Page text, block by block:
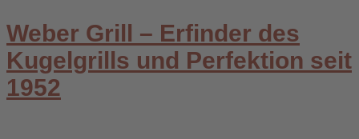
Weber Grill – Erfinder des
Kugelgrills und Perfektion seit
1952